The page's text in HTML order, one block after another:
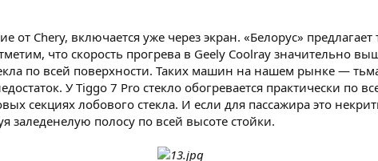
от Chery, включается уже через экран. «Белорус»
что скорость прогрева в Geely Coolray значительно
по всей поверхности. Таких машин на нашем рынке —
У Tiggo 7 Pro стекло обогревается практически по
секциях лобового стекла. И если для пассажира это
заледенелую полосу по всей высоте стойки.